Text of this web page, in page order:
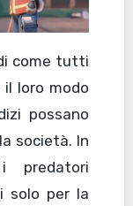
come tutti
loro modo
possano
società. In
predatori
solo per la